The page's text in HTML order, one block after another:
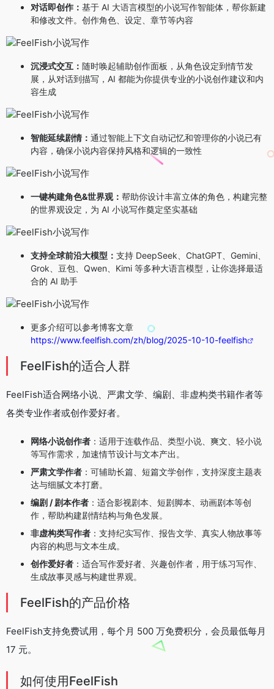
对话即创作： 基于 AI 大语言模型的小说写作智能体，帮你新建
和修改文件。创作角色、设定、章节等内容
沉浸式交互： 随时唤起辅助创作面板，从角色设定到情节发
展，从对话到描写，AI 都能为你提供专业的小说创作建议和内
容生成
智能延续剧情： 通过智能上下文自动记忆和管理你的小说已有
内容，确保小说内容保持风格和逻辑的一致性
一键构建角色&世界观： 帮助你设计丰富立体的角色，构建完整
的世界观设定，为 AI 小说写作奠定坚实基础
支持全球前沿大模型： 支持 DeepSeek、ChatGPT、Gemini、
Grok、豆包、Qwen、Kimi 等多种大语言模型，让你选择最适
合的 AI 助手
更多介绍可以参考博客文章
https://www.feelfish.com/zh/blog/2025-10-10-feelfish
FeelFish的适合人群
FeelFish适合网络小说、严肃文学、编剧、非虚构类书籍作者等
各类专业作者或创作爱好者。
网络小说创作者 ：适用于连载作品、类型小说、爽文、轻小说
等写作需求，加速情节设计与文本产出。
严肃文学作者 ：可辅助长篇、短篇文学创作，支持深度主题表
达与细腻文本打磨。
编剧 / 剧本作者 ：适合影视剧本、短剧脚本、动画剧本等创
作，帮助构建剧情结构与角色发展。
非虚构类写作者 ：支持纪实写作、报告文学、真实人物故事等
内容的构思与文本生成。
创作爱好者 ：适合写作爱好者、兴趣创作者，用于练习写作、
生成故事灵感与构建世界观。
FeelFish的产品价格
FeelFish支持免费试用，每个月 500 万免费积分，会员最低每月
17 元。
如何使用FeelFish